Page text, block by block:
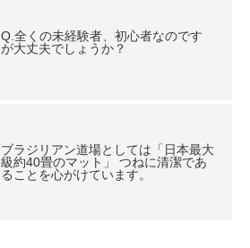
Q.全くの未経験者、初心者なのです
が大丈夫でしょうか？
ブラジリアン道場としては「日本最大
級約40畳のマット」 つねに清潔であ
ることを心がけています。